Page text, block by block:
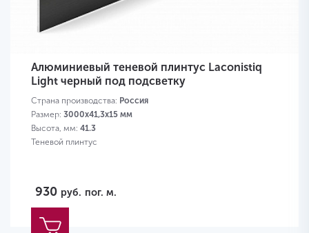
Алюминиевый теневой плинтус Laconistiq
Light черный под подсветку
Страна производства: Россия
Размер: 3000x41,3x15 мм
Высота, мм: 41.3
Теневой плинтус
930 руб. пог. м.